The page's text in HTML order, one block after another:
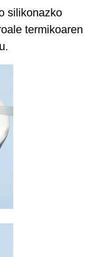
silikonazko
termikoaren